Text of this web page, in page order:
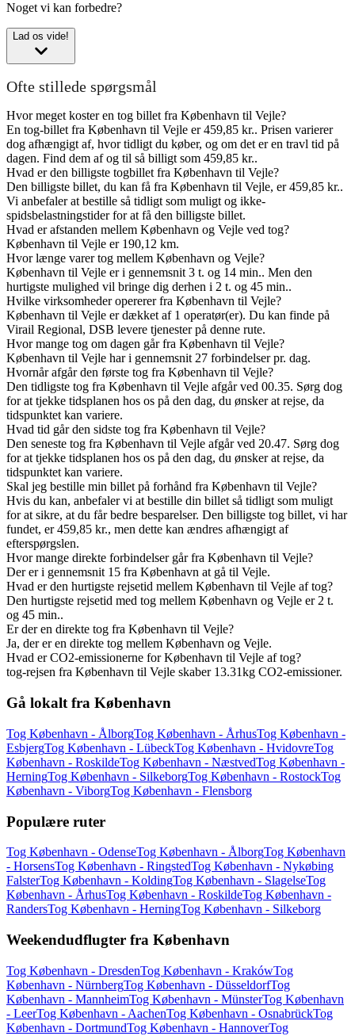
Noget vi kan forbedre?
Lad os vide!
Ofte stillede spørgsmål
Hvor meget koster en tog billet fra København til Vejle?
En tog-billet fra København til Vejle er 459,85 kr.. Prisen varierer
dog afhængigt af, hvor tidligt du køber, og om det er en travl tid på
dagen. Find dem af og til så billigt som 459,85 kr..
Hvad er den billigste togbillet fra København til Vejle?
Den billigste billet, du kan få fra København til Vejle, er 459,85 kr..
Vi anbefaler at bestille så tidligt som muligt og ikke-
spidsbelastningstider for at få den billigste billet.
Hvad er afstanden mellem København og Vejle ved tog?
København til Vejle er 190,12 km.
Hvor længe varer tog mellem København og Vejle?
København til Vejle er i gennemsnit 3 t. og 14 min.. Men den
hurtigste mulighed vil bringe dig derhen i 2 t. og 45 min..
Hvilke virksomheder opererer fra København til Vejle?
København til Vejle er dækket af 1 operatør(er). Du kan finde på
Virail Regional, DSB levere tjenester på denne rute.
Hvor mange tog om dagen går fra København til Vejle?
København til Vejle har i gennemsnit 27 forbindelser pr. dag.
Hvornår afgår den første tog fra København til Vejle?
Den tidligste tog fra København til Vejle afgår ved 00.35. Sørg dog
for at tjekke tidsplanen hos os på den dag, du ønsker at rejse, da
tidspunktet kan variere.
Hvad tid går den sidste tog fra København til Vejle?
Den seneste tog fra København til Vejle afgår ved 20.47. Sørg dog
for at tjekke tidsplanen hos os på den dag, du ønsker at rejse, da
tidspunktet kan variere.
Skal jeg bestille min billet på forhånd fra København til Vejle?
Hvis du kan, anbefaler vi at bestille din billet så tidligt som muligt
for at sikre, at du får bedre besparelser. Den billigste tog billet, vi har
fundet, er 459,85 kr., men dette kan ændres afhængigt af
efterspørgslen.
Hvor mange direkte forbindelser går fra København til Vejle?
Der er i gennemsnit 15 fra København at gå til Vejle.
Hvad er den hurtigste rejsetid mellem København til Vejle af tog?
Den hurtigste rejsetid med tog mellem København og Vejle er 2 t.
og 45 min..
Er der en direkte tog fra København til Vejle?
Ja, der er en direkte tog mellem København og Vejle.
Hvad er CO2-emissionerne for København til Vejle af tog?
tog-rejsen fra København til Vejle skaber 13.31kg CO2-emissioner.
Gå lokalt fra København
Tog København - ÅlborgTog København - ÅrhusTog København -
EsbjergTog København - LübeckTog København - HvidovreTog
København - RoskildeTog København - NæstvedTog København -
HerningTog København - SilkeborgTog København - RostockTog
København - ViborgTog København - Flensborg
Populære ruter
Tog København - OdenseTog København - ÅlborgTog København
- HorsensTog København - RingstedTog København - Nykøbing
FalsterTog København - KoldingTog København - SlagelseTog
København - ÅrhusTog København - RoskildeTog København -
RandersTog København - HerningTog København - Silkeborg
Weekendudflugter fra København
Tog København - DresdenTog København - KrakówTog
København - NürnbergTog København - DüsseldorfTog
København - MannheimTog København - MünsterTog København
- LeerTog København - AachenTog København - OsnabrückTog
København - DortmundTog København - HannoverTog